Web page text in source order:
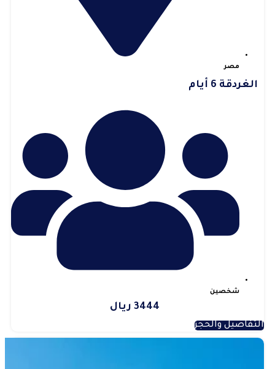
مصر
الغردقة 6 أيام
شخصين
3444 ريال
التفاصيل والحجز